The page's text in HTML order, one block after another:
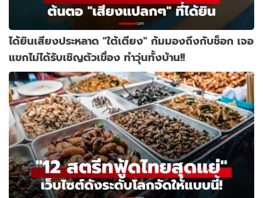
ได้ยินเสียงประหลาด "ใต้เตียง" ก้มมองถึงกับช็อก เจอ
แขกไม่ได้รับเชิญตัวเขื่อง ทำวุ่นทั้งบ้าน!!